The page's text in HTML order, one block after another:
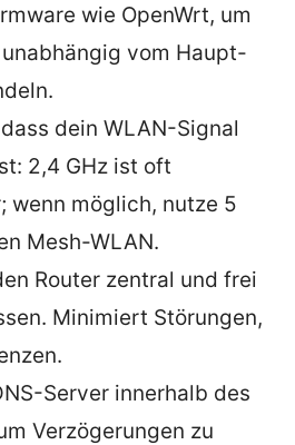
wie OpenWrt, um
vom Haupt-
dein WLAN-Signal
2,4 GHz ist oft
wenn möglich, nutze 5
Mesh-WLAN.
Router zentral und frei
Minimiert Störungen,
Server innerhalb des
Verzögerungen zu